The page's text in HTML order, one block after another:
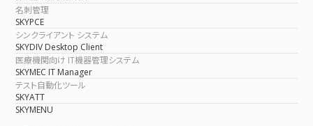
名刺管理
SKYPCE
シンクライアント システム
SKYDIV Desktop Client
医療機関向け IT機器管理システム
SKYMEC IT Manager
テスト自動化ツール
SKYATT
SKYMENU